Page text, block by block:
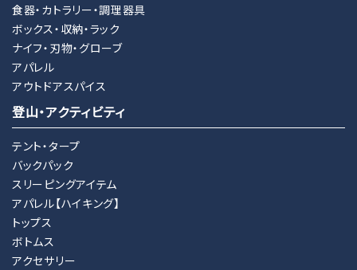
食器・カトラリー・調理器具
ボックス・収納・ラック
ナイフ・刃物・グローブ
アパレル
アウトドアスパイス
登山・アクティビティ
テント・タープ
バックパック
スリーピングアイテム
アパレル【ハイキング】
トップス
ボトムス
アクセサリー